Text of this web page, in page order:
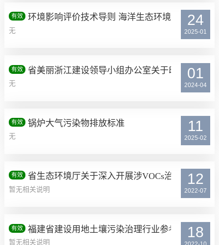
有效 环境影响评价技术导则 海洋生态环境
无
24
2025-01
有效 省美丽浙江建设领导小组办公室关于印发 《浙
无
01
2024-04
有效 锅炉大气污染物排放标准
无
11
2025-02
有效 省生态环境厅关于深入开展涉VOCs治理重点工
暂无相关说明
12
2022-07
有效 福建省建设用地土壤污染治理行业参考价
暂无相关说明
18